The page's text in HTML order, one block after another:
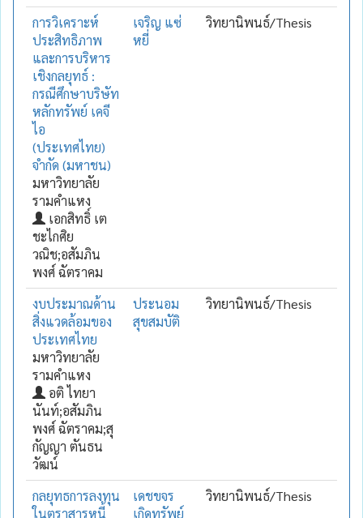
การวิเคราะห์
ประสิทธิภาพ
และการบริหาร
เชิงกลยุทธ์ :
กรณีศึกษาบริษัท
หลักทรัพย์ เคจี
ไอ
(ประเทศไทย)
จำกัด (มหาชน)
มหาวิทยาลัย
รามคำแหง
เอกสิทธิ์ เต
ชะไกศิย
วณิช;อสัมภิน
พงศ์ ฉัตราคม
เจริญ แซ่
หยี่
วิทยานิพนธ์/Thesis
งบประมาณด้าน
สิ่งแวดล้อมของ
ประเทศไทย
มหาวิทยาลัย
รามคำแหง
อติ ไทยา
นันท์;อสัมภิน
พงศ์ ฉัตราคม;สุ
กัญญา ตันธน
วัฒน์
ประนอม
สุขสมบัติ
วิทยานิพนธ์/Thesis
กลยุทธการลงทุน
ในตราสารหนี้
เดชขจร
เกิดทรัพย์
วิทยานิพนธ์/Thesis